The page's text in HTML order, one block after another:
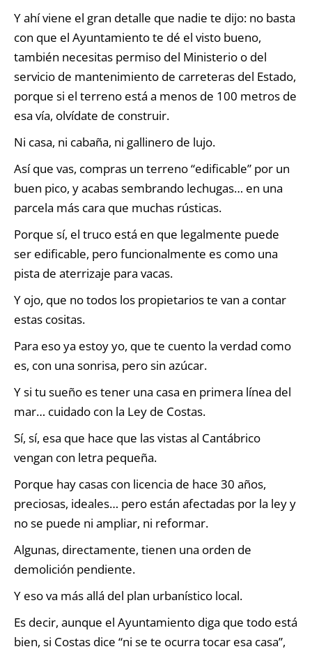
Y ahí viene el gran detalle que nadie te dijo: no basta
con que el Ayuntamiento te dé el visto bueno,
también necesitas permiso del Ministerio o del
servicio de mantenimiento de carreteras del Estado,
porque si el terreno está a menos de 100 metros de
esa vía, olvídate de construir.
Ni casa, ni cabaña, ni gallinero de lujo.
Así que vas, compras un terreno “edificable” por un
buen pico, y acabas sembrando lechugas… en una
parcela más cara que muchas rústicas.
Porque sí, el truco está en que legalmente puede
ser edificable, pero funcionalmente es como una
pista de aterrizaje para vacas.
Y ojo, que no todos los propietarios te van a contar
estas cositas.
Para eso ya estoy yo, que te cuento la verdad como
es, con una sonrisa, pero sin azúcar.
Y si tu sueño es tener una casa en primera línea del
mar… cuidado con la Ley de Costas.
Sí, sí, esa que hace que las vistas al Cantábrico
vengan con letra pequeña.
Porque hay casas con licencia de hace 30 años,
preciosas, ideales… pero están afectadas por la ley y
no se puede ni ampliar, ni reformar.
Algunas, directamente, tienen una orden de
demolición pendiente.
Y eso va más allá del plan urbanístico local.
Es decir, aunque el Ayuntamiento diga que todo está
bien, si Costas dice “ni se te ocurra tocar esa casa”,